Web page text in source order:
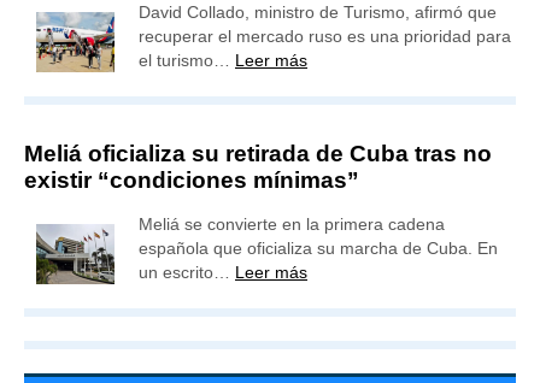
David Collado, ministro de Turismo, afirmó que
recuperar el mercado ruso es una prioridad para
el turismo… Leer más
Meliá oficializa su retirada de Cuba tras no
existir “condiciones mínimas”
Meliá se convierte en la primera cadena
española que oficializa su marcha de Cuba. En
un escrito… Leer más